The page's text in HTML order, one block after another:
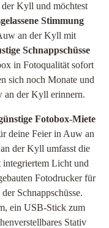
Kyll und möchtest
Stimmung
an der Kyll mit
Schnappschüsse
in Fotoqualität sofort
sich noch Monate und
an der Kyll erinnern.
Fotobox-Miete
deine Feier in Auw an
der Kyll umfasst die
Licht und
Fotodrucker für
Schnappschüsse.
ein USB-Stick zum
Stativ